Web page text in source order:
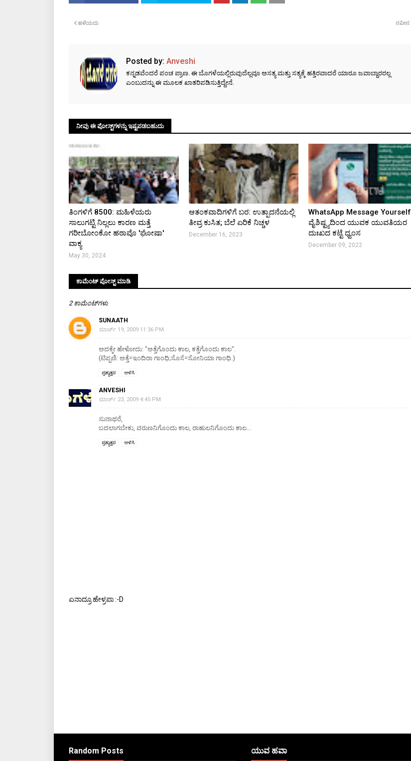
ನವೀನ
ಹಳೆಯದು
Posted by: Anveshi
ಕನ್ನಡವೆಂದರೆ ಪಂಚ ಪ್ರಾಣ. ಈ ಬೊಗಳೆಯಲ್ಲಿರುವುದೆಲ್ಲವೂ ಅಸತ್ಯ ಮತ್ತು ಸತ್ಯಕ್ಕೆ ಹತ್ತಿರವಾದರೆ ಯಾರೂ ಜವಾಬ್ದಾರರಲ್ಲ
ಎಂಬುದನ್ನು ಈ ಮೂಲಕ ಖಾತರಿಪಡಿಸುತ್ತಿದ್ದೇನೆ.
ನೀವು ಈ ಪೋಸ್ಟ್‌ಗಳನ್ನು ಇಷ್ಟಪಡಬಹುದು
ತಿಂಗಳಿಗೆ ₹8500: ಮಹಿಳೆಯರು
ಸಾಲುಗಟ್ಟಿ ನಿಲ್ಲಲು ಕಾರಣ ಮತ್ತೆ
ಗರೀಬೋಂಕೋ ಹಠಾವೊ 'ಘೋಷಾ'
ವಾಕ್ಯ
May 30, 2024
ಆತಂಕವಾದಿಗಳಿಗೆ ಬರ: ಉತ್ಪಾದನೆಯಲ್ಲಿ
ತೀವ್ರ ಕುಸಿತ; ಬೆಲೆ ಏರಿಕೆ ನಿಚ್ಚಳ
December 16, 2023
WhatsApp Message Yourself
ವೈಶಿಷ್ಟ್ಯದಿಂದ ಯುವಕ ಯುವತಿಯರ
ದುಃಖದ ಕಟ್ಟೆ ಧ್ವಂಸ
December 09, 2022
ಕಾಮೆಂಟ್‌‌ ಪೋಸ್ಟ್‌ ಮಾಡಿ
2 ಕಾಮೆಂಟ್‌ಗಳು
SUNAATH
ಮಾರ್ಚ್ 19, 2009 11:36 PM
ಅದಕ್ಕೇ ಹೇಳೋದು: "ಅತ್ತೆಗೊಂದು ಕಾಲ, ಕತ್ತೆಗೊಂದು ಕಾಲ".
(ಟಿಪ್ಪಣಿ: ಅತ್ತೆ=ಇಂದಿರಾ ಗಾಂಧಿ;ಸೊಸೆ=ಸೋನಿಯಾ ಗಾಂಧಿ.)
ಪ್ರತ್ಯುತ್ತರ ಅಳಿಸಿ
ANVESHI
ಮಾರ್ಚ್ 23, 2009 4:45 PM
ಸುನಾಥರೆ,
ಬದಲಾಗಬೇಕು, ವರುಣನಿಗೊಂದು ಕಾಲ, ರಾಹುಲನಿಗೊಂದು ಕಾಲ...
ಪ್ರತ್ಯುತ್ತರ ಅಳಿಸಿ
ಏನಾದ್ರೂ ಹೇಳ್ರಪಾ :-D
Random Posts ಯುವ ಹವಾ